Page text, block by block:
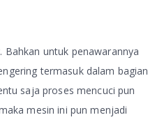
Bahkan untuk penawarannya
termasuk dalam bagian
saja proses mencuci pun
mesin ini pun menjadi